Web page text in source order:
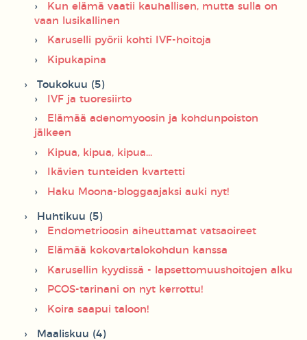
Kun elämä vaatii kauhallisen, mutta sulla on
vaan lusikallinen
Karuselli pyörii kohti IVF-hoitoja
Kipukapina
Toukokuu (5)
IVF ja tuoresiirto
Elämää adenomyoosin ja kohdunpoiston
jälkeen
Kipua, kipua, kipua...
Ikävien tunteiden kvartetti
Haku Moona-bloggaajaksi auki nyt!
Huhtikuu (5)
Endometrioosin aiheuttamat vatsaoireet
Elämää kokovartalokohdun kanssa
Karusellin kyydissä - lapsettomuushoitojen alku
PCOS-tarinani on nyt kerrottu!
Koira saapui taloon!
Maaliskuu (4)